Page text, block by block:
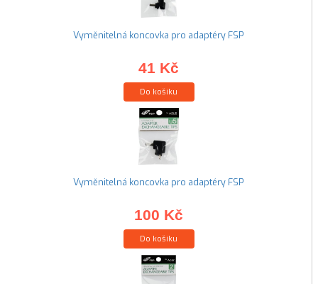
Vyměnitelná koncovka pro adaptéry FSP
41 Kč
Do košíku
Vyměnitelná koncovka pro adaptéry FSP
100 Kč
Do košíku